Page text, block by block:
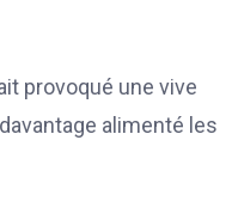
provoqué une vive
alimenté les